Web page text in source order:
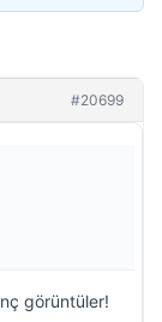
#20699
görüntüler!